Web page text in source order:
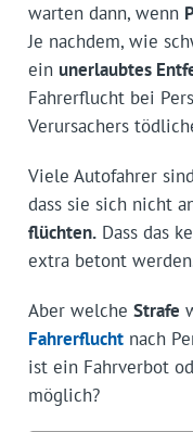
warten dann, wenn
Je nachdem, wie
ein unerlaubtes
Fahrerflucht bei
Verursachers
Viele Autofahrer
dass sie sich nicht
flüchten.Dass das
extra betont
Aber welche Strafe
Fahrerfluchtnach
ist ein Fahrverbot
möglich?